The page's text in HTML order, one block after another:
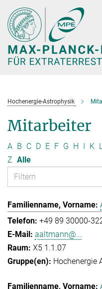
Hauptinhalt
Hochenergie-Astrophysik
Mitarbeiter
A B C D E F G H I K
Z Alle
+49 89 30000-
aaltmann@...
X5 1.1.07
Hochenergie